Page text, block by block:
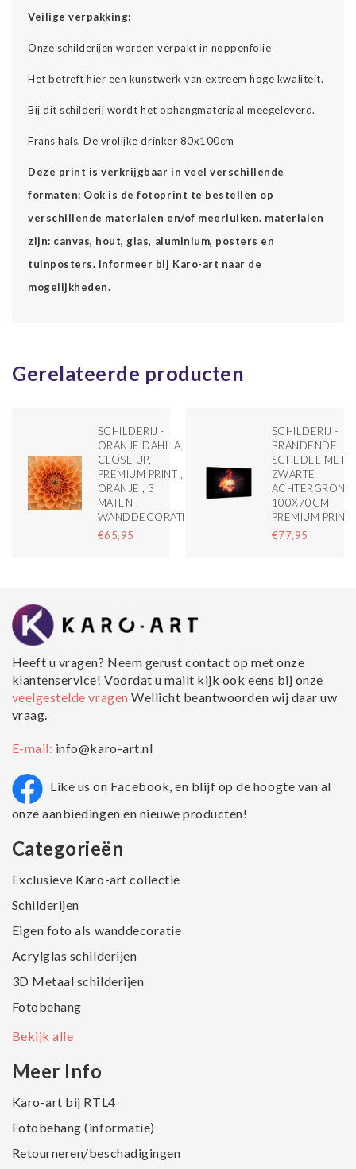
Veilige verpakking:
Onze schilderijen worden verpakt in noppenfolie
Het betreft hier een kunstwerk van extreem hoge kwaliteit.
Bij dit schilderij wordt het ophangmateriaal meegeleverd.
Frans hals, De vrolijke drinker 80x100cm
Deze print is verkrijgbaar in veel verschillende
formaten: Ook is de fotoprint te bestellen op
verschillende materialen en/of meerluiken. materialen
zijn: canvas, hout, glas, aluminium, posters en
tuinposters. Informeer bij Karo-art naar de
mogelijkheden.
Gerelateerde producten
SCHILDERIJ -
ORANJE DAHLIA,
CLOSE UP,
PREMIUM PRINT ,
ORANJE , 3
MATEN ,
WANDDECORATIE
€65,95
SCHILDERIJ -
BRANDENDE
SCHEDEL MET
ZWARTE
ACHTERGROND,
100X70CM
PREMIUM PRINT
€77,95
Heeft u vragen? Neem gerust contact op met onze
klantenservice! Voordat u mailt kijk ook eens bij onze
veelgestelde vragenWellicht beantwoorden wij daar uw
vraag.
E-mail: info@karo-art.nl
Like us on Facebook, en blijf op de hoogte van al
onze aanbiedingen en nieuwe producten!
Categorieën
Exclusieve Karo-art collectie
Schilderijen
Eigen foto als wanddecoratie
Acrylglas schilderijen
3D Metaal schilderijen
Fotobehang
Bekijk alle
Meer Info
Karo-art bij RTL4
Fotobehang (informatie)
Retourneren/beschadigingen